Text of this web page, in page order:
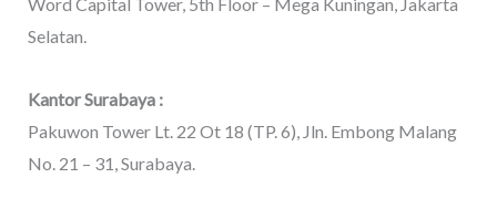
Selatan.
Kantor Surabaya :
Pakuwon Tower Lt. 22 Ot 18 (TP. 6), Jln. Embong Malang
No. 21 – 31, Surabaya.